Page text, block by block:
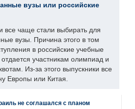
вузы или российские
все чаще стали выбирать для
вузы. Причина этого в том
в российские учебные
участникам олимпиад и
Из-за этого выпускники все
Европы или Китая.
не соглашался с планом